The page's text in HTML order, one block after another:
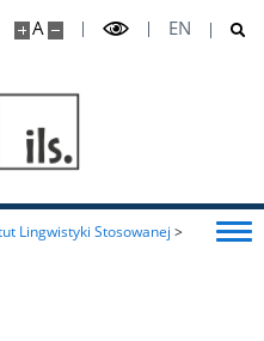
A EN
Lingwistyki Stosowanej >